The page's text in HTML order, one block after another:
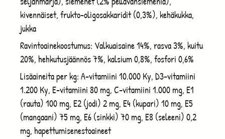
kivennäiset, frukto-oligosakkaridit (0,3%), kehäkukka,
jukka
Ravintoainekoostumus: Valkuaisaine 14%, rasva 3%, kuitu
20%, hehkutusjäännös 7%, kalsium 0,8%, fosfori 0,6%
Lisäaineita per kg: A-vitamiini 10.000 Ky, D3-vitamiini
1.200 Ky, E-vitamiini 80 mg, C-vitamiini 1.000 mg, E1
(rauta) 100 mg, E2 (jodi) 2 mg, E4 (kupari) 10 mg, E5
(mangaani) 75 mg, E6 (sinkki) 70 mg, E8 (seleeni) 0,2
mg, hapettumisenestoaineet